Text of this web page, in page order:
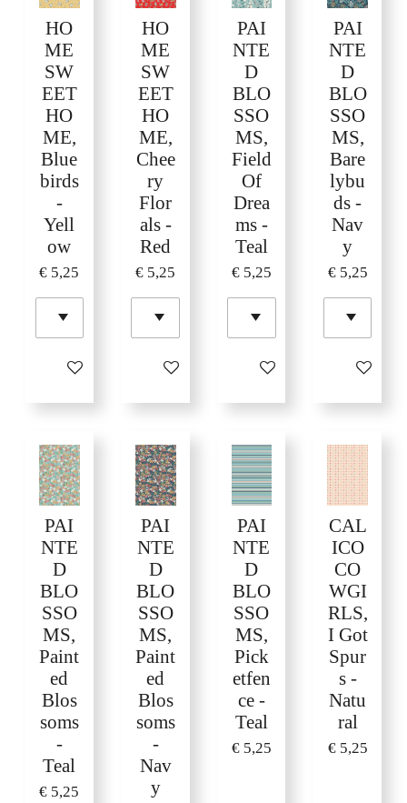
HO
ME
SW
EET
HO
ME,
Blue
birds
-
Yell
ow
€ 5,25
In winkelwagen
HO
ME
SW
EET
HO
ME,
Chee
ry
Flor
als -
Red
€ 5,25
In winkelwagen
PAI
NTE
D
BLO
SSO
MS,
Field
Of
Drea
ms -
Teal
€ 5,25
In winkelwagen
PAI
NTE
D
BLO
SSO
MS,
Bare
lybu
ds -
Nav
y
€ 5,25
In
PAI
NTE
D
BLO
SSO
MS,
Paint
ed
Blos
soms
-
Teal
€ 5,25
PAI
NTE
D
BLO
SSO
MS,
Paint
ed
Blos
soms
-
Nav
y
PAI
NTE
D
BLO
SSO
MS,
Pick
etfen
ce -
Teal
€ 5,25
CAL
ICO
CO
WGI
RLS,
I Got
Spur
s -
Natu
ral
€ 5,25